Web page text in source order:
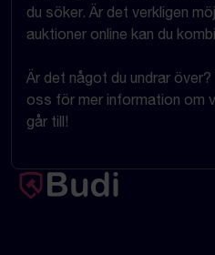
du söker. Är det verkligen
auktioner online kan du
Är det något du undrar
oss för mer information om
går till!